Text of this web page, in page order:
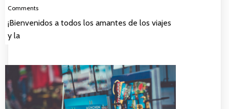
Comments
¡Bienvenidos a todos los amantes de los viajes
y la